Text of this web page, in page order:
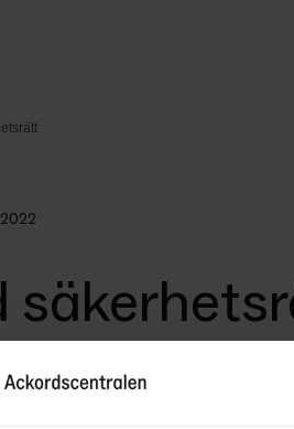
dom den 28 juni 2022 i mål Ö